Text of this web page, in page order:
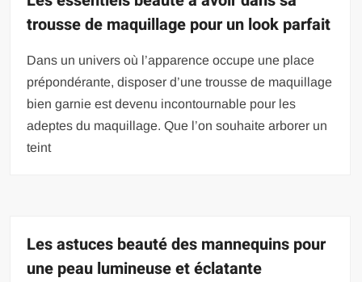
trousse de maquillage pour un look parfait
Dans un univers où l’apparence occupe une place
prépondérante, disposer d’une trousse de maquillage
bien garnie est devenu incontournable pour les
adeptes du maquillage. Que l’on souhaite arborer un
teint
Les astuces beauté des mannequins pour
une peau lumineuse et éclatante